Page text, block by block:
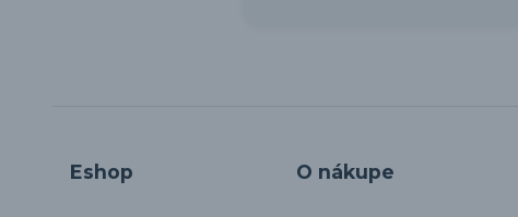
Eshop O nákupe